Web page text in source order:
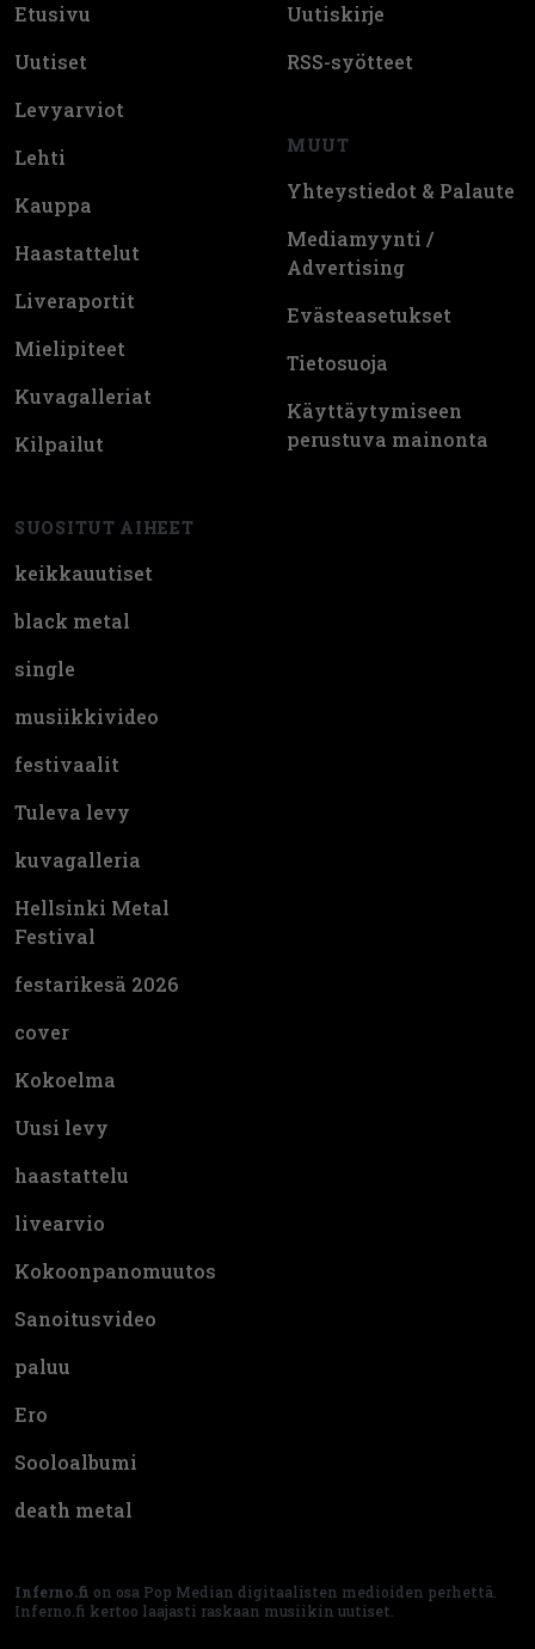
Etusivu
Uutiset
Levyarviot
Lehti
Kauppa
Haastattelut
Liveraportit
Mielipiteet
Kuvagalleriat
Kilpailut
SUOSITUT AIHEET
keikkauutiset
black metal
single
musiikkivideo
festivaalit
Tuleva levy
kuvagalleria
Hellsinki Metal
Festival
festarikesä 2026
cover
Kokoelma
Uusi levy
haastattelu
livearvio
Kokoonpanomuutos
Sanoitusvideo
paluu
Ero
Sooloalbumi
death metal
Uutiskirje
RSS-syötteet
MUUT
Yhteystiedot & Palaute
Mediamyynti /
Advertising
Evästeasetukset
Tietosuoja
Käyttäytymiseen
perustuva mainonta
Inferno.fi on osa Pop Median digitaalisten medioiden perhettä.
Inferno.fi kertoo laajasti raskaan musiikin uutiset.